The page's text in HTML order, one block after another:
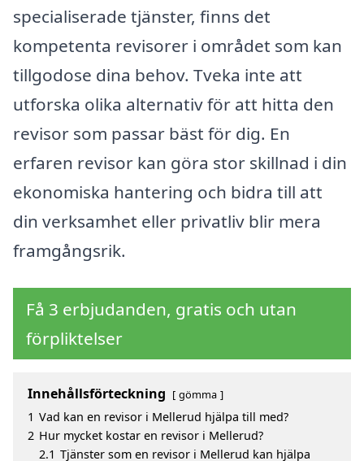
specialiserade tjänster, finns det
kompetenta revisorer i området som kan
tillgodose dina behov. Tveka inte att
utforska olika alternativ för att hitta den
revisor som passar bäst för dig. En
erfaren revisor kan göra stor skillnad i din
ekonomiska hantering och bidra till att
din verksamhet eller privatliv blir mera
framgångsrik.
Få 3 erbjudanden, gratis och utan
förpliktelser
Innehållsförteckning gömma
1 Vad kan en revisor i Mellerud hjälpa till med?
2 Hur mycket kostar en revisor i Mellerud?
2.1 Tjänster som en revisor i Mellerud kan hjälpa